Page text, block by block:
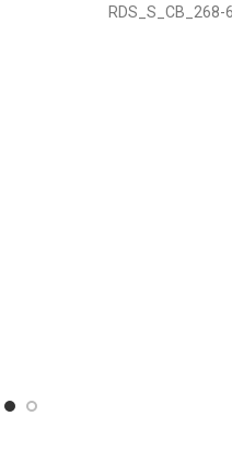
RDS_S_CB_268-